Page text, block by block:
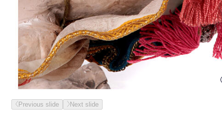
Previous slide Next slide